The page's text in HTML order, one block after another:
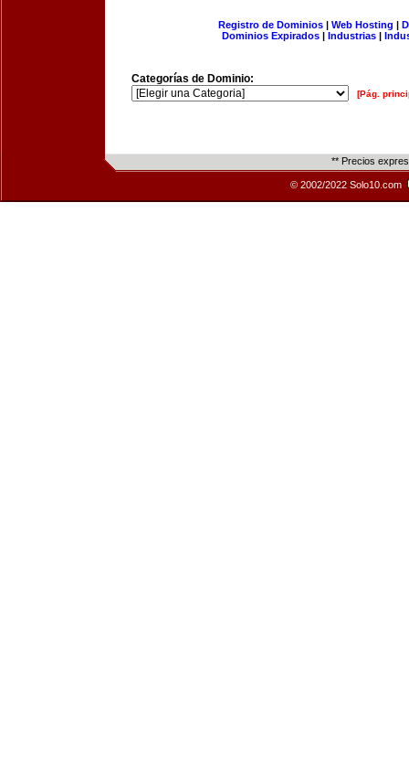
Registro de Dominios| Web Hosting |
Dominios Expirados | Industrias |
Categorías de Dominio:
[Pág.
** Precios
© 2002/2022 Solo10.com